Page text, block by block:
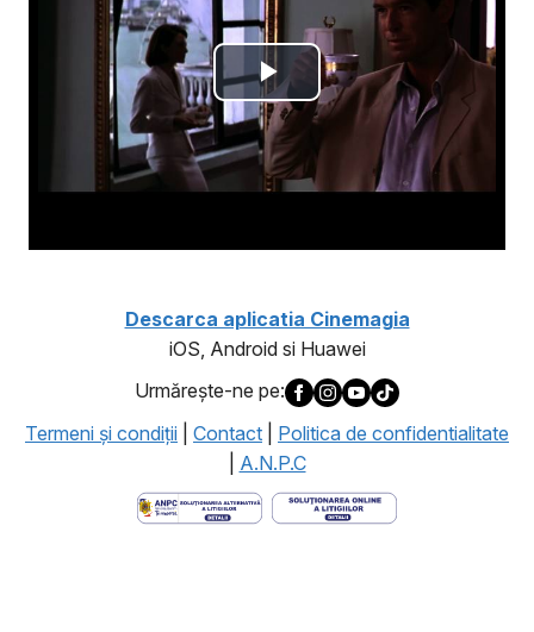
Descarca aplicatia Cinemagia
iOS, Android si Huawei
Urmăreşte-ne pe:
Termeni şi condiţii
Contact
Politica de confidentialitate
A.N.P.C